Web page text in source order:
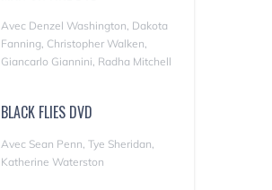
Avec Denzel Washington, Dakota
Fanning, Christopher Walken,
Giancarlo Giannini, Radha Mitchell
BLACK FLIES DVD
Avec Sean Penn, Tye Sheridan,
Katherine Waterston